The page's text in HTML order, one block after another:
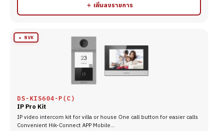
＋ เพิ่มลงรายการ
★ NVK
DS-KIS604-P(C)
IP Pro Kit
IP video intercom kit for villa or house One call button for easier calls
Convenient Hik-Connect APP Mobile…